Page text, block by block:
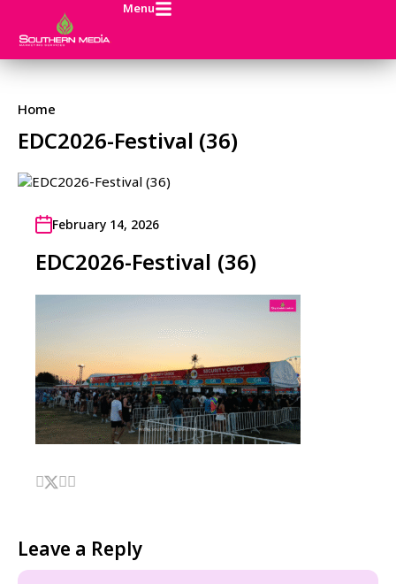
Menu
Home
EDC2026-Festival (36)
February 14, 2026
EDC2026-Festival (36)
Leave a Reply